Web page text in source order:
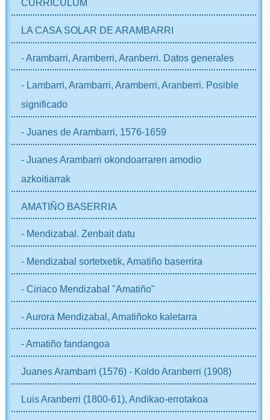
CURRICULUM
LA CASA SOLAR DE ARAMBARRI
- Arambarri, Aramberri, Aranberri. Datos generales
- Lambarri, Arambarri, Aramberri, Aranberri. Posible
significado
- Juanes de Arambarri, 1576-1659
- Juanes Arambarri okondoarraren amodio
azkoitiarrak
AMATIÑO BASERRIA
- Mendizabal. Zenbait datu
- Mendizabal sortetxetik, Amatiño baserrira
- Ciriaco Mendizabal "Amatiño"
- Aurora Mendizabal, Amatiñoko kaletarra
- Amatiño fandangoa
Juanes Arambarri (1576) - Koldo Aranberri (1908)
Luis Aranberri (1800-61), Andikao-errotakoa